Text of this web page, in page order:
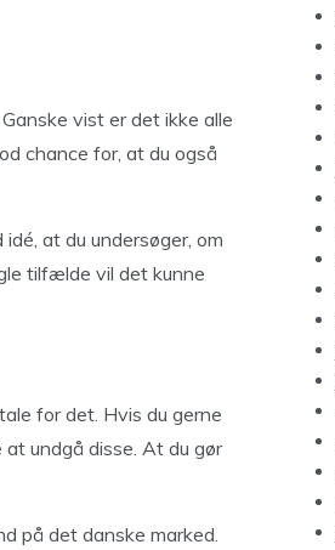
vist er det ikke alle
chance for, at du også
at du undersøger, om
tilfælde vil det kunne
for det. Hvis du gerne
undgå disse. At du gør
på det danske marked.